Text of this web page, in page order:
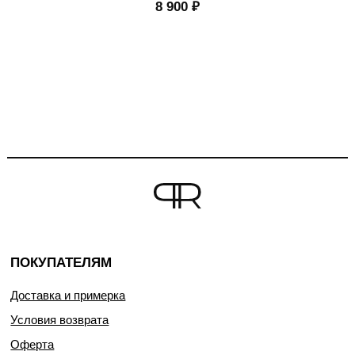
8 900 ₽
ПОКУПАТЕЛЯМ
Доставка и примерка
Условия возврата
Оферта